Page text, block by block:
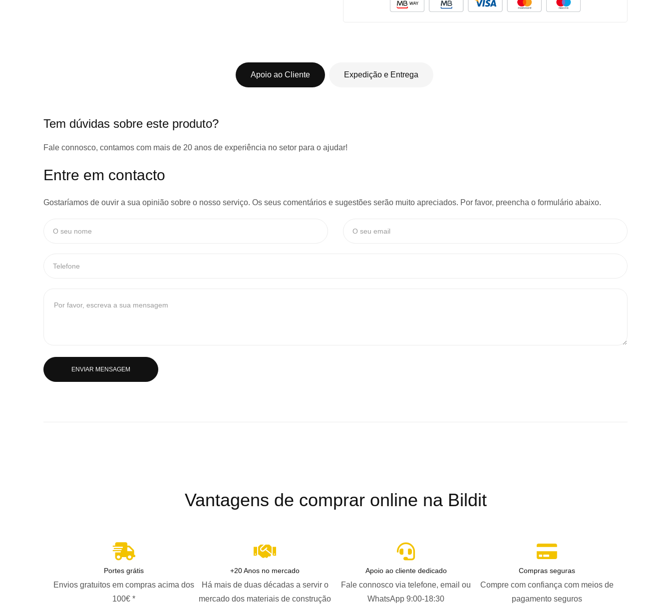
Apoio ao Cliente
Tem dúvidas sobre este produto?
Fale connosco, contamos com mais de 20 anos de experiência no setor para o ajudar!
Entre em contacto
Gostaríamos de ouvir a sua opinião sobre o nosso serviço. Os seus comentários e sugestões serão muito apreciados. Por favor, preencha o formulário abaixo.
ENVIAR MENSAGEM
Expedição e Entrega
Vantagens de comprar online na Bildit
Portes grátis
Envios gratuitos em compras acima dos
100€ *
+20 Anos no mercado
Há mais de duas décadas a servir o
mercado dos materiais de construção
Apoio ao cliente dedicado
Fale connosco via telefone, email ou
WhatsApp 9:00-18:30
Compras seguras
Compre com confiança com meios de
pagamento seguros